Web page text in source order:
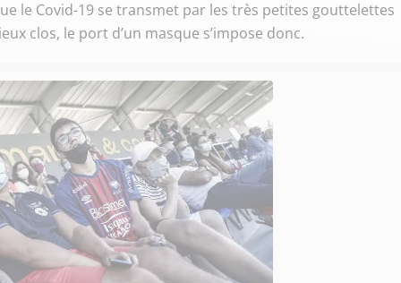
le Covid-19 se transmet par les très petites gouttelettes
clos, le port d’un masque s’impose donc.